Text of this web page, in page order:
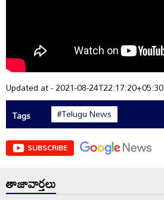
Updated at - 2021-08-24T22:17:20+05:30
Tags
#Telugu News
SUBSCRIBE
తాజావార్తలు